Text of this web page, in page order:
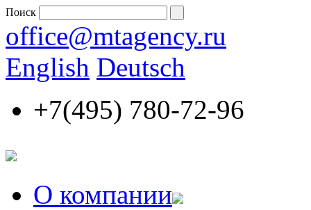
Поиск
office@mtagency.ru
English Deutsch
+7(495) 780-72-96
О компании